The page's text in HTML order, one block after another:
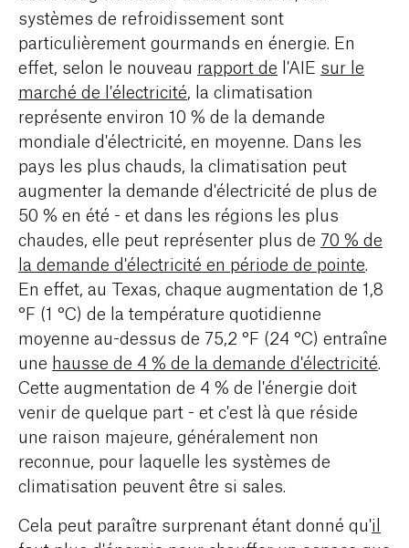
systèmes de refroidissement sont
particulièrement gourmands en énergie. En
effet, selon le nouveau rapport de l'AIE sur le
marché de l'électricité, la climatisation
représente environ 10 % de la demande
mondiale d'électricité, en moyenne. Dans les
pays les plus chauds, la climatisation peut
augmenter la demande d'électricité de plus de
50 % en été - et dans les régions les plus
chaudes, elle peut représenter plus de 70 % de
la demande d'électricité en période de pointe.
En effet, au Texas, chaque augmentation de 1,8
°F (1 °C) de la température quotidienne
moyenne au-dessus de 75,2 °F (24 °C) entraîne
une hausse de 4 % de la demande d'électricité.
Cette augmentation de 4 % de l'énergie doit
venir de quelque part - et c'est là que réside
une raison majeure, généralement non
reconnue, pour laquelle les systèmes de
climatisation peuvent être si sales.
Cela peut paraître surprenant étant donné qu'il